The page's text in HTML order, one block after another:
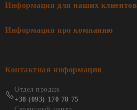
Информация для наших клиентов
Информация про компанию
Контактная информация
Отдел продаж
+38 (093) 170 78 75